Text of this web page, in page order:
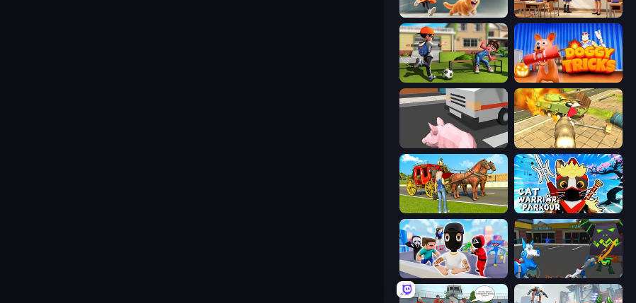
Cat Life Simulator: Devil Cat High School Teacher Simulator
The Prank King Doggy Tricks
Crazy Pig Simulator Wild Animal Zoo City Simulator
Horse Cart Transport Taxi Game Cat Warrior Parkour
Robot Dog City Simulator